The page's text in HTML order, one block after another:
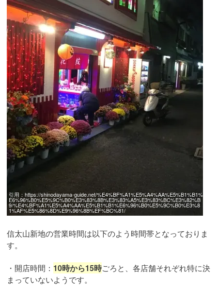
引用： https://shinodayama-guide.net/%E4%BF%A1%E5%A4%AA%E5%B1%B1%
E6%96%B0%E5%9C%B0%E3%83%8B%E3%83%A5%E3%83%BC%E3%82%B
9/%E4%BF%A1%E5%A4%AA%E5%B1%B1%E6%96%B0%E5%9C%B0%E3%8
1%AF%E5%86%8D%E9%96%8B%EF%BC%81/
信太山新地の営業時間は以下のよう時間帯となっておりま
す。
・開店時間： 10時から15時ごろと、各店舗それぞれ特に決
まっていないようです。